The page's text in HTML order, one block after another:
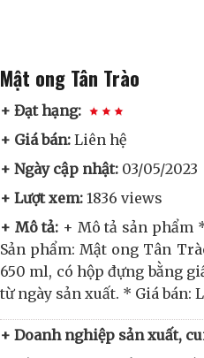
Mật ong Tân Trào
+ Đạt hạng:
+ Giá bán: Liên hệ
+ Ngày cập nhật: 03/05/2023
+ Lượt xem: 1836 views
+ Mô tả: + Mô tả sản phẩm
Sản phẩm: Mật ong Tân
650 ml, có hộp đựng bằng
từ ngày sản xuất. * Giá bán:
+ Doanh nghiệp sản xuất,